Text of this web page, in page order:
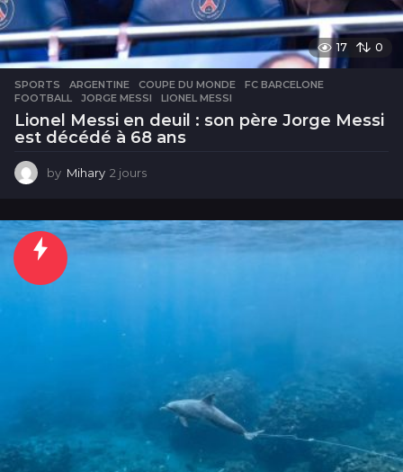
17 0
SPORTS ARGENTINE ,COUPE DU MONDE ,FC BARCELONE
FOOTBALL
,JORGE MESSI ,LIONEL MESSI
Lionel Messi en deuil : son père Jorge Messi
est décédé à 68 ans
by Mihary 2 jours
u